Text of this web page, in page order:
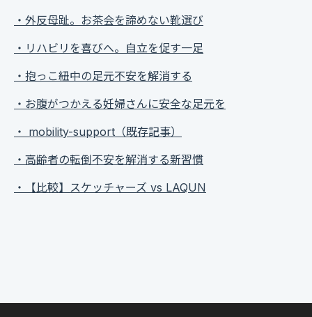
・外反母趾。お茶会を諦めない靴選び
・リハビリを喜びへ。自立を促す一足
・抱っこ紐中の足元不安を解消する
・お腹がつかえる妊婦さんに安全な足元を
・ mobility-support（既存記事）
・高齢者の転倒不安を解消する新習慣
・【比較】スケッチャーズ vs LAQUN